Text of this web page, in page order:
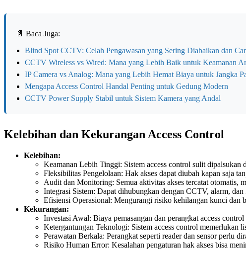
📄 Baca Juga:
Blind Spot CCTV: Celah Pengawasan yang Sering Diabaikan dan
CCTV Wireless vs Wired: Mana yang Lebih Baik untuk Keamanan
IP Camera vs Analog: Mana yang Lebih Hemat Biaya untuk Jangka
Mengapa Access Control Handal Penting untuk Gedung Modern
CCTV Power Supply Stabil untuk Sistem Kamera yang Andal
Kelebihan dan Kekurangan Access Control
Kelebihan:
Keamanan Lebih Tinggi: Sistem access control sulit dipalsukan
Fleksibilitas Pengelolaan: Hak akses dapat diubah kapan saja
Audit dan Monitoring: Semua aktivitas akses tercatat otomatis,
Integrasi Sistem: Dapat dihubungkan dengan CCTV, alarm,
Efisiensi Operasional: Mengurangi risiko kehilangan kunci dan
Kekurangan:
Investasi Awal: Biaya pemasangan dan perangkat access
Ketergantungan Teknologi: Sistem access control memerlukan
Perawatan Berkala: Perangkat seperti reader dan sensor perlu
Risiko Human Error: Kesalahan pengaturan hak akses bisa